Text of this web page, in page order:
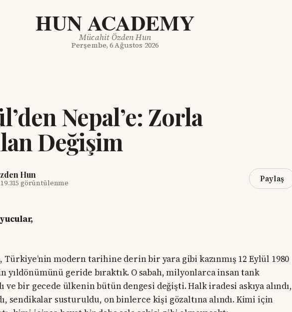
HUN ACADEMY
Mücahit Özden Hun
Perşembe, 6 Ağustos 2026
Nepal’e: Zorla
Değişim
Hun
19.315 görüntülenme Paylaş
Türkiye’nin modern tarihine derin bir yara gibi kazınmış 12 Eylül 1980
yıldönümünü geride bıraktık. O sabah, milyonlarca insan tank
ve bir gecede ülkenin bütün dengesi değişti. Halk iradesi askıya alındı,
sendikalar susturuldu, on binlerce kişi gözaltına alındı. Kimi için